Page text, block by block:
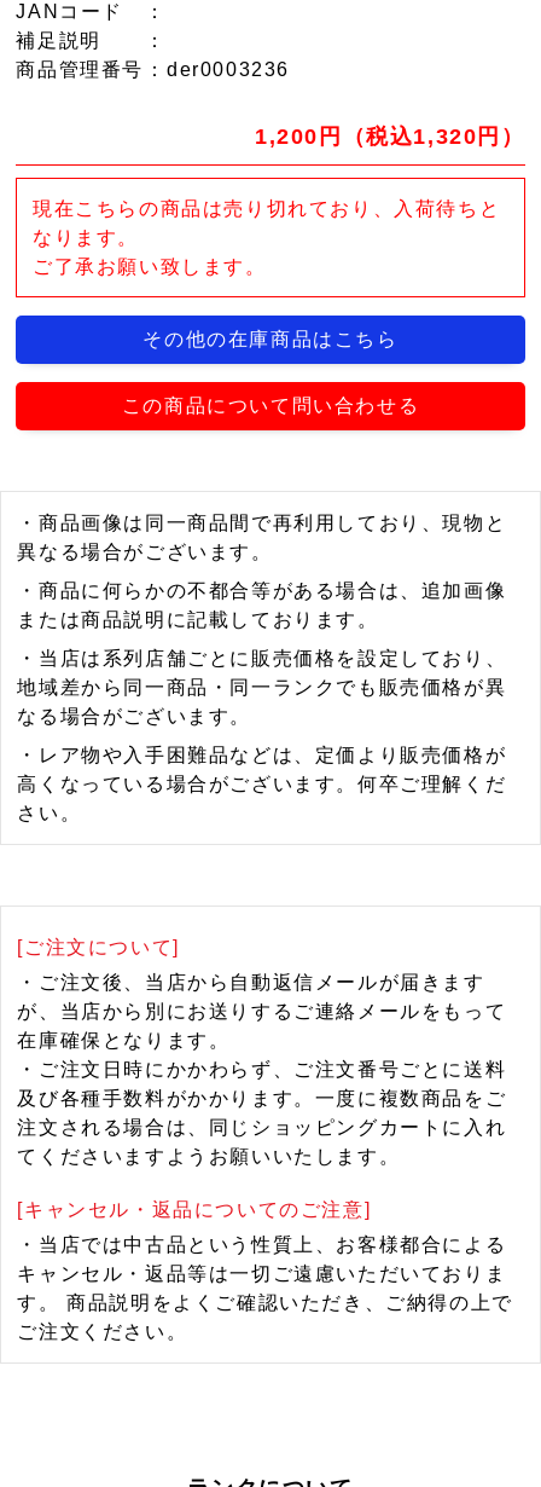
JANコード
：
補足説明
：
商品管理番号 ：der0003236
1,200円（税込1,320円）
現在こちらの商品は売り切れており、入荷待ちと
なります。
ご了承お願い致します。
その他の在庫商品はこちら
この商品について問い合わせる
・商品画像は同一商品間で再利用しており、現物と
異なる場合がございます。
・商品に何らかの不都合等がある場合は、追加画像
または商品説明に記載しております。
・当店は系列店舗ごとに販売価格を設定しており、
地域差から同一商品・同一ランクでも販売価格が異
なる場合がございます。
・レア物や入手困難品などは、定価より販売価格が
高くなっている場合がございます。何卒ご理解くだ
さい。
[ご注文について]
・ご注文後、当店から自動返信メールが届きます
が、当店から別にお送りするご連絡メールをもって
在庫確保となります。
・ご注文日時にかかわらず、ご注文番号ごとに送料
及び各種手数料がかかります。一度に複数商品をご
注文される場合は、同じショッピングカートに入れ
てくださいますようお願いいたします。
[キャンセル・返品についてのご注意]
・当店では中古品という性質上、お客様都合による
キャンセル・返品等は一切ご遠慮いただいておりま
す。 商品説明をよくご確認いただき、ご納得の上で
ご注文ください。